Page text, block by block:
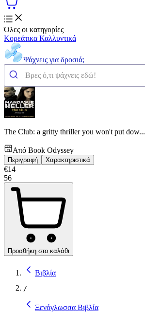
Όλες οι κατηγορίες
Κορεάτικα Καλλυντικά
Ψάχνεις για δροσιά;
The Club: a gritty thriller you won't put dow...
Από Book Odyssey
Περιγραφή Χαρακτηριστικά
€14
56
Προσθήκη στο καλάθι
Βιβλία
/
Ξενόγλωσσα Βιβλία